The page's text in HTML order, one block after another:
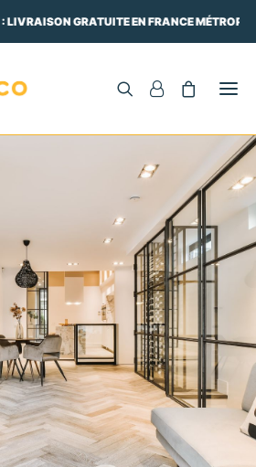
GRATUITE EN FRANCE